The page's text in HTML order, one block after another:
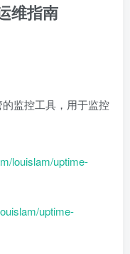
维指南
监控工具，用于监控
louislam/uptime-
uptime-